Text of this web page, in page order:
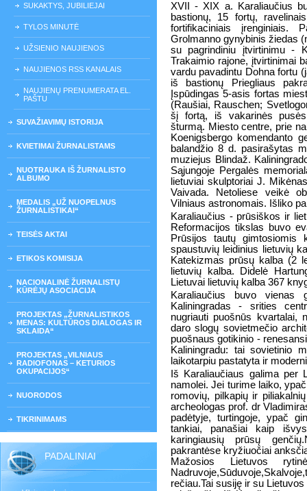
SUKAKTYS, JUBILIEJAI
TYLOS MINUTĖ
UŽSIENIO NAUJIENOS
NAUJIENOS RSS KANALAIS
NAUJIENŲ PRENUMERATA EL.
PAŠTU
SUVAŽIAVIMŲ ISTORIJA
KVIETIMAI ŽURNALISTAMS
NUOTRAUKA IŠ ŽURNALISTO
ALBUMO
MEDALIS „UŽ NUOPELNUS
ŽURNALISTIKAI“
TEISĖS AKTAI
ETIKOS KOMISIJA
NACIONALINĖ ŽURNALISTŲ
KŪRĖJŲ ASOCIACIJA
PROJEKTAS „ŽURNALISTIKOS
MENAS: KULTŪROS DIALOGAS IR
SKLAIDA“
PROJEKTAS „VILNIAUS
RADIOFONAS – KETURIOS
OKUPACIJOS“
NUORODOS
TIKRINIMAMS
PADALINIAI
XVII - XIX a. Karaliaučius
bastionų, 15 fortų,
fortifikaciniais įrenginiais.
Grolmanno gynybinis žiedas
su pagrindiniu įtvirtinimu -
Trakaimio rajone, įtvirtinimai
vardu pavadintu Dohna fortu
iš bastionų Priegliaus
Įspūdingas 5-asis fortas
(Raušiai, Rauschen;
šį fortą, iš vakarinės pusės
šturmą. Miesto centre, prie
Koenigsbergo komendanto
balandžio 8 d. pasirašytas
muziejus Blindaž.
Sąjungoje Pergalės
lietuviai skulptoriai J.
Vaivada. Netoliese veikė
Vilniaus astronomais. Išliko
Karaliaučius - prūsiškos ir
Reformacijos tikslas buvo
Prūsijos tautų
spaustuvių leidinius lietuvių
Katekizmas prūsų kalba (2
lietuvių kalba. Didelė
Lietuvai lietuvių kalba 367
Karaliaučius buvo vienas
Kaliningradas - srities
nugriauti puošnūs kvartalai,
daro slogų sovietmečio
puošnaus gotikinio -
Kaliningradu: tai sovietinio
laikotarpiu pastatyta ir
Iš Karaliaučiaus galima per
namolei. Jei turime laiko,
romovių, pilkapių ir
archeologas prof. dr
padėtyje, turtingoje, ypač
tankiai, panašiai kaip
karingiausių prūsų
pakrantėse kryžiuočiai
Mažosios Lietuvos
rečiau.Tai susiję ir su